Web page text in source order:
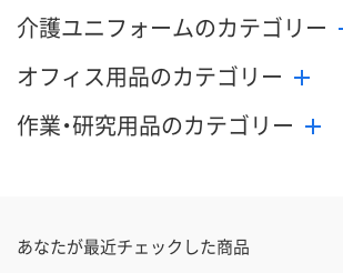
介護ユニフォームのカテゴリー
オフィス用品のカテゴリー
作業・研究用品のカテゴリー
あなたが最近チェックした商品